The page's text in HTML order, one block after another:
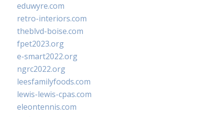
eduwyre.com
retro-interiors.com
theblvd-boise.com
fpet2023.org
e-smart2022.org
ngrc2022.org
leesfamilyfoods.com
lewis-lewis-cpas.com
eleontennis.com